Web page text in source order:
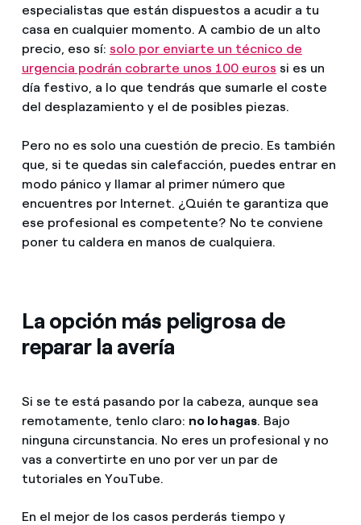
especialistas que están dispuestos a acudir a tu
casa en cualquier momento. A cambio de un alto
precio, eso sí: solo por enviarte un técnico de
urgencia podrán cobrarte unos 100 euros si es un
día festivo, a lo que tendrás que sumarle el coste
del desplazamiento y el de posibles piezas.
Pero no es solo una cuestión de precio. Es también
que, si te quedas sin calefacción, puedes entrar en
modo pánico y llamar al primer número que
encuentres por Internet. ¿Quién te garantiza que
ese profesional es competente? No te conviene
poner tu caldera en manos de cualquiera.
La opción más peligrosa de
reparar la avería
Si se te está pasando por la cabeza, aunque sea
remotamente, tenlo claro: no lo hagas. Bajo
ninguna circunstancia. No eres un profesional y no
vas a convertirte en uno por ver un par de
tutoriales en YouTube.
En el mejor de los casos perderás tiempo y